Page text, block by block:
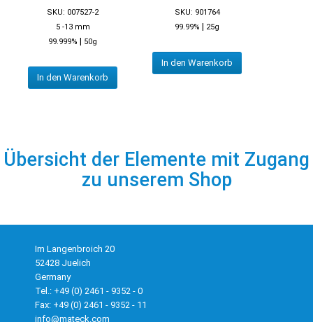
SKU: 007527-2
5 -13 mm
99.999% | 50g
In den Warenkorb
SKU: 901764
99.99% | 25g
In den Warenkorb
Übersicht der Elemente mit Zugang
zu unserem Shop
Im Langenbroich 20
52428 Juelich
Germany
Tel.: +49 (0) 2461 - 9352 - 0
Fax: +49 (0) 2461 - 9352 - 11
info@mateck.com